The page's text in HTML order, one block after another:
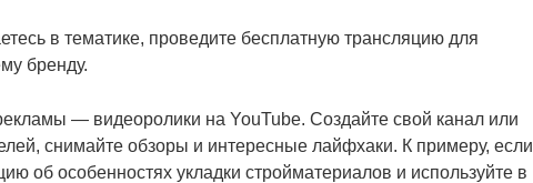
в тематике, проведите бесплатную трансляцию для
бренду.
— видеоролики на YouTube. Создайте свой канал или
снимайте обзоры и интересные лайфхаки. К примеру, если
об особенностях укладки стройматериалов и используйте в